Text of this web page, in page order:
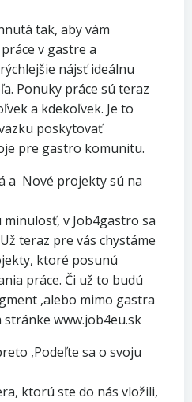
tak, aby vám
v gastre a
nájsť ideálnu
Ponuky práce sú teraz
a kdekoľvek. Je to
poskytovať
pre gastro komunitu.
a Nové projekty sú na
v Job4gastro sa
teraz pre vás chystáme
ktoré posunú
práce. Či už to budú
,alebo mimo gastra
www.job4eu.sk
,Podeľte sa o svoju
ktorú ste do nás vložili,